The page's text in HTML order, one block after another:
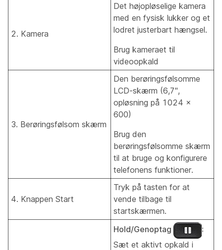
2. Kamera
Det højopløselige kamera
med en fysisk lukker og et
lodret justerbart hængsel.
Brug kameraet til
videoopkald
3. Berøringsfølsom skærm
Den berøringsfølsomme
LCD-skærm (6,7",
opløsning på 1024 x
600)
Brug den
berøringsfølsomme skærm
til at bruge og konfigurere
telefonens funktioner.
4. Knappen Start
Tryk på tasten for at
vende tilbage til
startskærmen.
Hold/Genoptag
:
Sæt et aktivt opkald i